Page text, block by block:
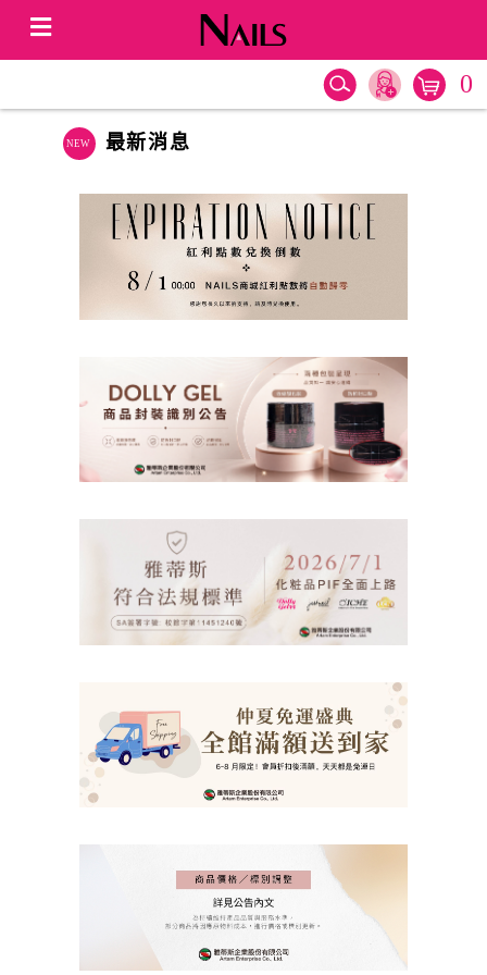
0
最新消息